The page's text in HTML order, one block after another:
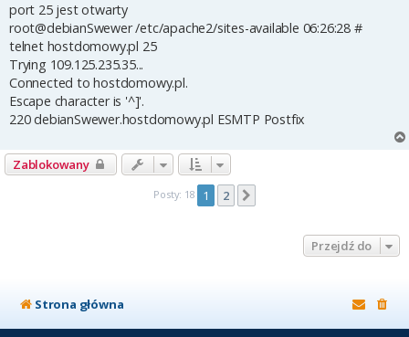
port 25 jest otwarty
root@debianSwewer /etc/apache2/sites-available 06:26:28 #
telnet hostdomowy.pl 25
Trying 109.125.235.35...
Connected to hostdomowy.pl.
Escape character is '^]'.
220 debianSwewer.hostdomowy.pl ESMTP Postfix
Zablokowany
Posty: 18 1 2
Przejdź do
Strona główna